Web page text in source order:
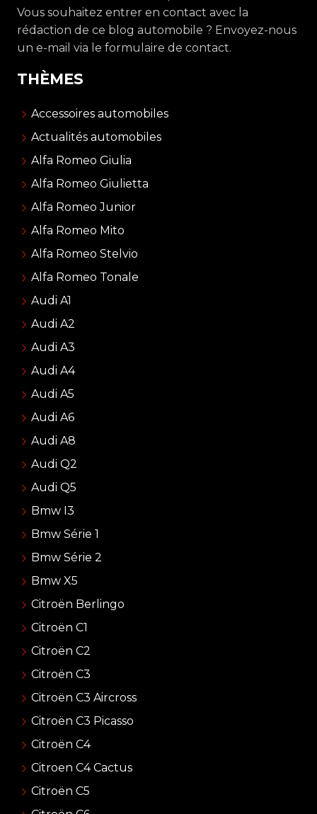
Vous souhaitez entrer en contact avec la
rédaction de ce blog automobile ? Envoyez-nous
un e-mail via le formulaire de contact.
THÈMES
Accessoires automobiles
Actualités automobiles
Alfa Romeo Giulia
Alfa Romeo Giulietta
Alfa Romeo Junior
Alfa Romeo Mito
Alfa Romeo Stelvio
Alfa Romeo Tonale
Audi A1
Audi A2
Audi A3
Audi A4
Audi A5
Audi A6
Audi A8
Audi Q2
Audi Q5
Bmw I3
Bmw Série 1
Bmw Série 2
Bmw X5
Citroën Berlingo
Citroën C1
Citroën C2
Citroën C3
Citroën C3 Aircross
Citroën C3 Picasso
Citroën C4
Citroen C4 Cactus
Citroën C5